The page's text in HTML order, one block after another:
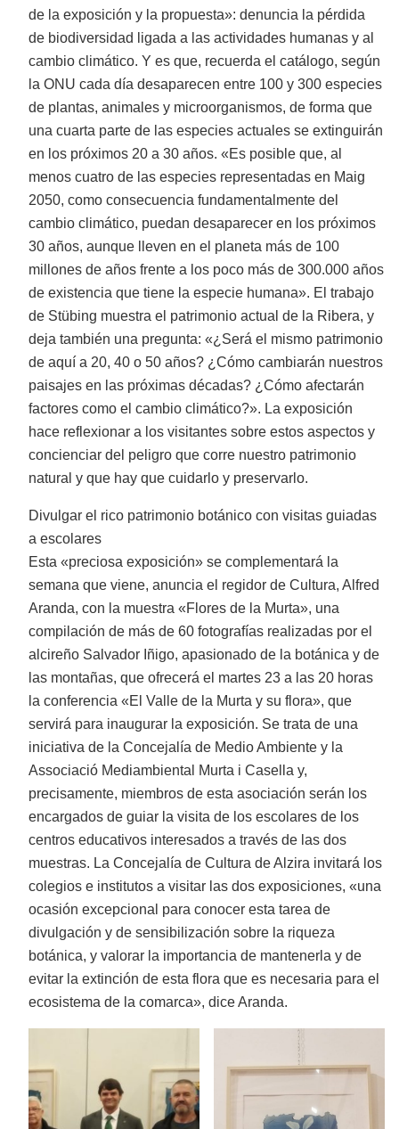
de la exposición y la propuesta»: denuncia la pérdida
de biodiversidad ligada a las actividades humanas y al
cambio climático. Y es que, recuerda el catálogo, según
la ONU cada día desaparecen entre 100 y 300 especies
de plantas, animales y microorganismos, de forma que
una cuarta parte de las especies actuales se extinguirán
en los próximos 20 a 30 años. «Es posible que, al
menos cuatro de las especies representadas en Maig
2050, como consecuencia fundamentalmente del
cambio climático, puedan desaparecer en los próximos
30 años, aunque lleven en el planeta más de 100
millones de años frente a los poco más de 300.000 años
de existencia que tiene la especie humana». El trabajo
de Stübing muestra el patrimonio actual de la Ribera, y
deja también una pregunta: «¿Será el mismo patrimonio
de aquí a 20, 40 o 50 años? ¿Cómo cambiarán nuestros
paisajes en las próximas décadas? ¿Cómo afectarán
factores como el cambio climático?». La exposición
hace reflexionar a los visitantes sobre estos aspectos y
concienciar del peligro que corre nuestro patrimonio
natural y que hay que cuidarlo y preservarlo.
Divulgar el rico patrimonio botánico con visitas guiadas
a escolares
Esta «preciosa exposición» se complementará la
semana que viene, anuncia el regidor de Cultura, Alfred
Aranda, con la muestra «Flores de la Murta», una
compilación de más de 60 fotografías realizadas por el
alcireño Salvador Iñigo, apasionado de la botánica y de
las montañas, que ofrecerá el martes 23 a las 20 horas
la conferencia «El Valle de la Murta y su flora», que
servirá para inaugurar la exposición. Se trata de una
iniciativa de la Concejalía de Medio Ambiente y la
Associació Mediambiental Murta i Casella y,
precisamente, miembros de esta asociación serán los
encargados de guiar la visita de los escolares de los
centros educativos interesados a través de las dos
muestras. La Concejalía de Cultura de Alzira invitará los
colegios e institutos a visitar las dos exposiciones, «una
ocasión excepcional para conocer esta tarea de
divulgación y de sensibilización sobre la riqueza
botánica, y valorar la importancia de mantenerla y de
evitar la extinción de esta flora que es necesaria para el
ecosistema de la comarca», dice Aranda.